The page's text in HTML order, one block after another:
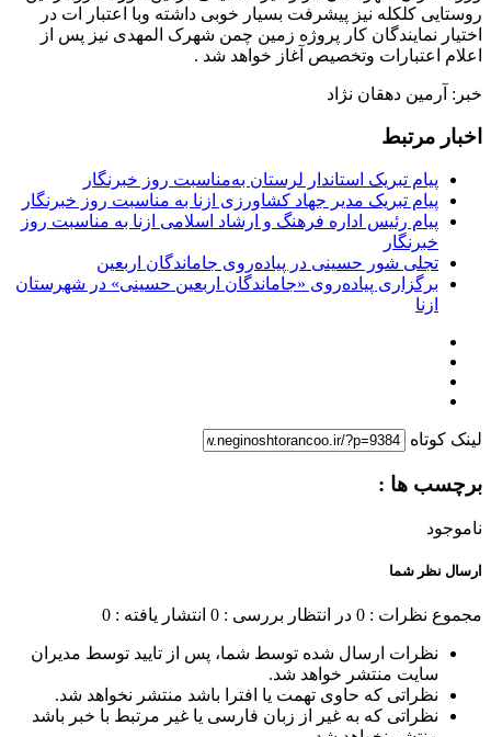
روستایی کلکله نیز پیشرفت بسیار خوبی داشته وبا اعتبار ات در
اختیار نمایندگان کار پروژه زمین چمن شهرک المهدی نیز پس از
اعلام اعتبارات وتخصیص آغاز خواهد شد .
خبر: آرمین دهقان نژاد
اخبار مرتبط
پیام تبریک استاندار لرستان به‌مناسبت روز خبرنگار
پیام تبریک مدیر جهاد کشاورزی ازنا به مناسبت روز خبرنگار
پیام رئیس اداره فرهنگ و ارشاد اسلامی ازنا به مناسبت روز
خبرنگار
تجلی شور حسینی در پیاده‌روی جاماندگان اربعین
برگزاری پیاده‌روی «جاماندگان اربعین حسینی» در شهرستان
ازنا
لینک کوتاه
برچسب ها :
ناموجود
ارسال نظر شما
مجموع نظرات : 0 در انتظار بررسی : 0 انتشار یافته : 0
نظرات ارسال شده توسط شما، پس از تایید توسط مدیران
سایت منتشر خواهد شد.
نظراتی که حاوی تهمت یا افترا باشد منتشر نخواهد شد.
نظراتی که به غیر از زبان فارسی یا غیر مرتبط با خبر باشد